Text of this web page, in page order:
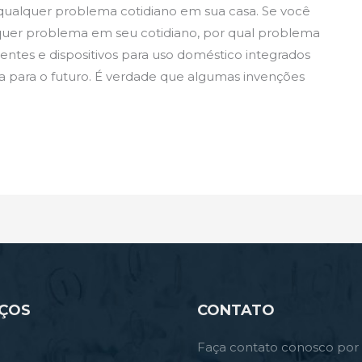
problema cotidiano em sua casa. Se você
problema em seu cotidiano, por qual problema
e dispositivos para uso doméstico integrados
para o futuro. É verdade que algumas invenções
CONTATO
Faça contato conosco por